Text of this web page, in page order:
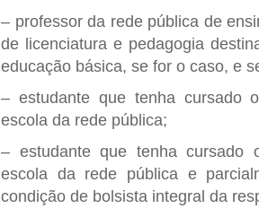
– professor da rede pública de
de licenciatura e pedagogia
educação básica, se for o caso, e
– estudante que tenha cursado
escola da rede pública;
– estudante que tenha cursado
escola da rede pública e
condição de bolsista integral da